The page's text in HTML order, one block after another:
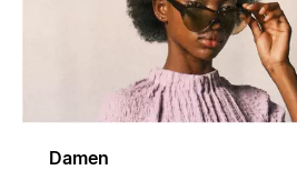
Damen